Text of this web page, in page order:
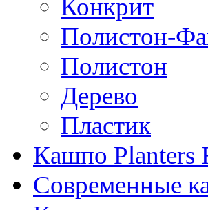
Конкрит
Полистон-
Полистон
Дерево
Пластик
Кашпо Planters
Современные